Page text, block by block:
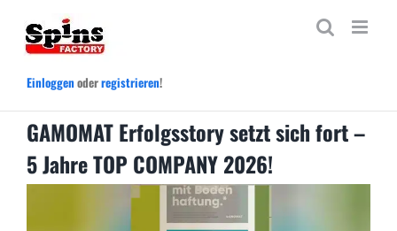
Inhalt
springen
Einloggenoderregistrieren!
GAMOMAT Erfolgsstory setzt sich fort –
5 Jahre TOP COMPANY 2026!